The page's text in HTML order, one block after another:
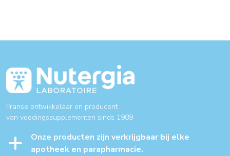
Franse ontwikkelaar en producent
van voedingssupplementen sinds 1989
Onze producten zijn verkrijgbaar bij elke
apotheek en parapharmacie.